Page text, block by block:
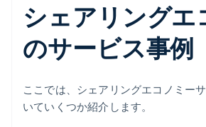
シェアリングエ
のサービス事例
ここでは、シェアリングエコノミー
いていくつか紹介します。